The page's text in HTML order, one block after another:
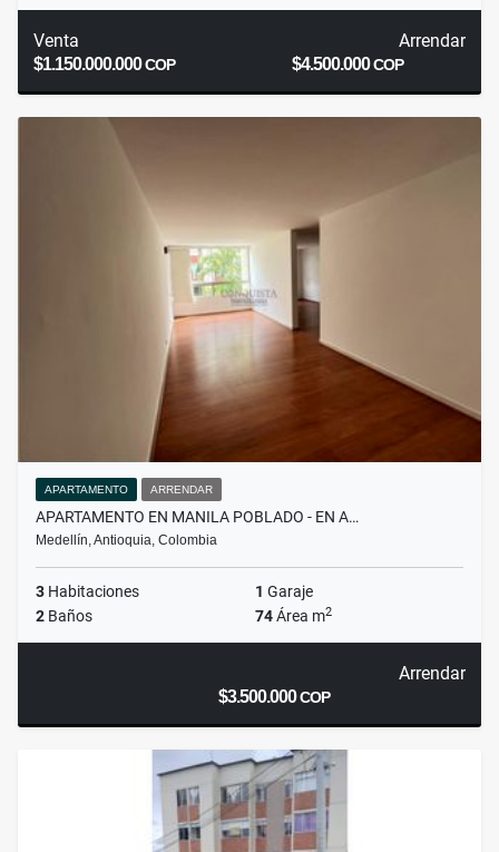
Venta
$1.150.000.000COP
Arrendar
$4.500.000COP
APARTAMENTO ARRENDAR
APARTAMENTO EN MANILA POBLADO - EN A…
Medellín, Antioquia, Colombia
3 Habitaciones 1 Garaje
2 Baños 74Área m2
Arrendar
$3.500.000COP